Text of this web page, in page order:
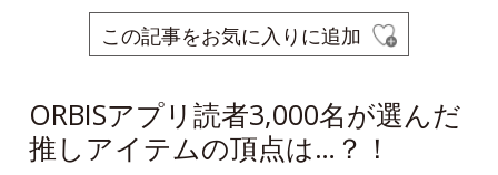
この記事をお気に入りに追加
ORBISアプリ読者3,000名が選んだ
推しアイテムの頂点は…？！